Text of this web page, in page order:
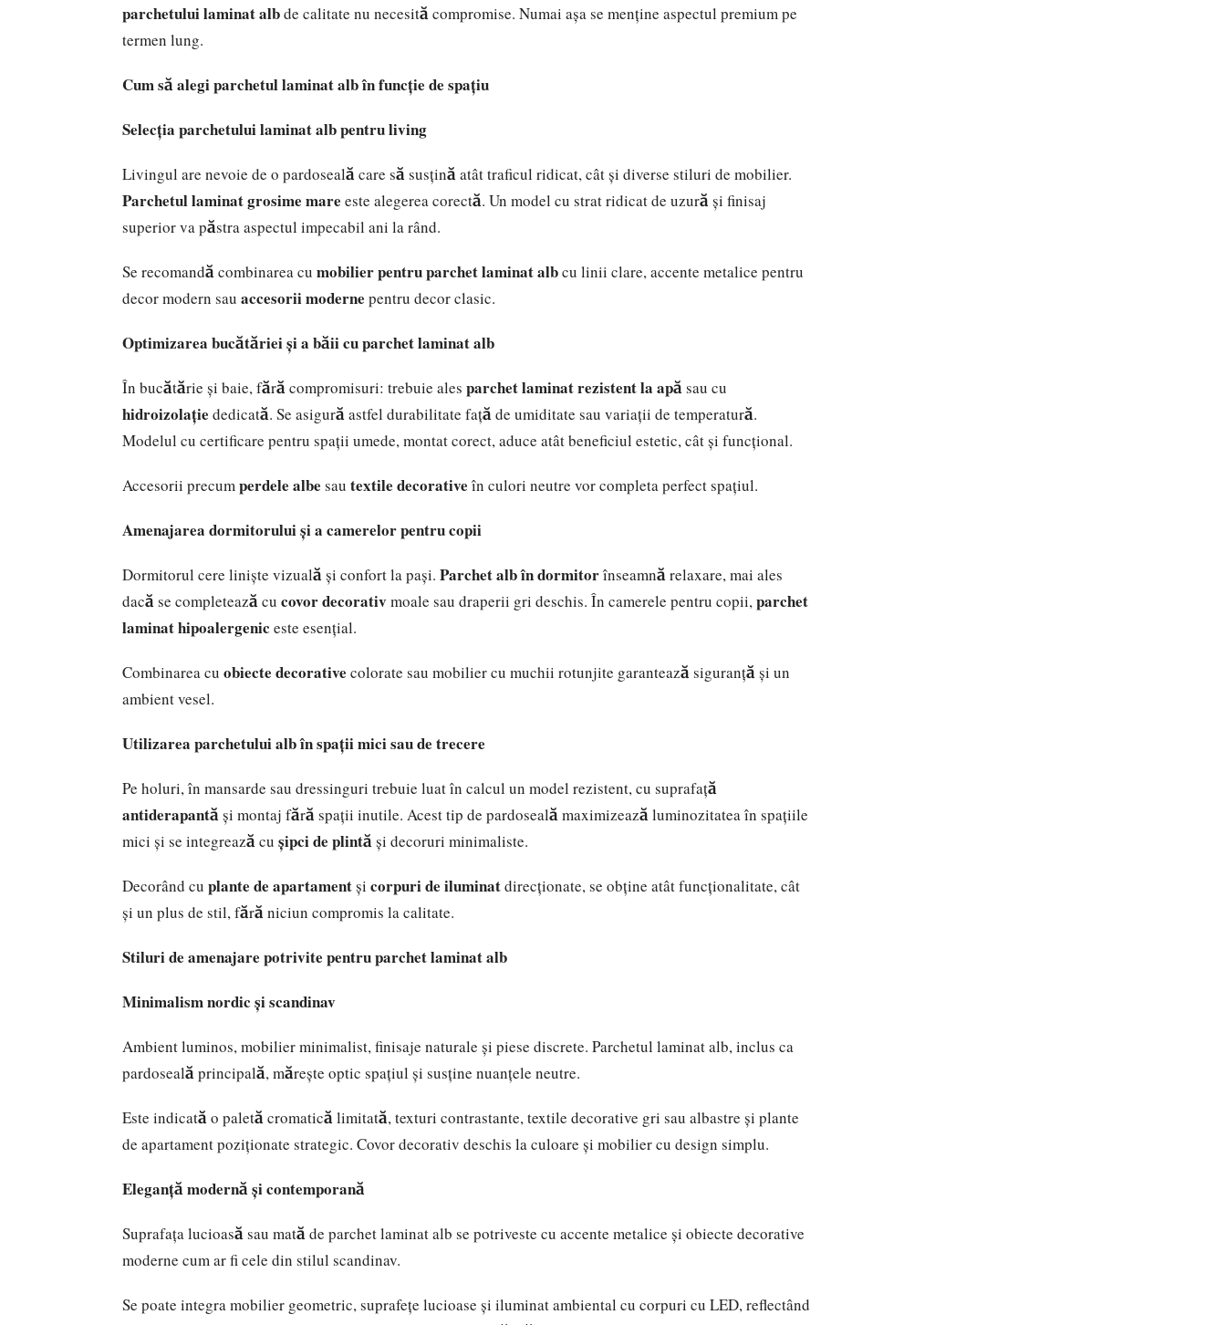
parchetului laminat albde calitate nu necesită compromise. Numai așa se menține aspectul premium pe
termen lung.
Cum să alegi parchetul laminat alb în funcție de spațiu
Selecția parchetului laminat alb pentru living
Livingul are nevoie de o pardoseală care să susțină atât traficul ridicat, cât și diverse stiluri de mobilier.
Parchetul laminat grosime mare este alegerea corectă. Un model cu strat ridicat de uzură și finisaj
superior va păstra aspectul impecabil ani la rând.
Se recomandă combinarea cu mobilier pentru parchet laminat albcu linii clare, accente metalice pentru
decor modern sau accesorii moderne pentru decor clasic.
Optimizarea bucătăriei și a băii cu parchet laminat alb
În bucătărie și baie, fără compromisuri: trebuie ales parchet laminat rezistent la apăsau cu
hidroizolație dedicată. Se asigură astfel durabilitate față de umiditate sau variații de temperatură.
Modelul cu certificare pentru spații umede, montat corect, aduce atât beneficiul estetic, cât și funcțional.
Accesorii precumperdele albe sau textile decorative în culori neutre vor completa perfect spațiul.
Amenajarea dormitorului și a camerelor pentru copii
Dormitorul cere liniște vizuală și confort la pași. Parchet alb în dormitorînseamnă relaxare, mai ales
dacă se completează cu covor decorativmoale sau draperii gri deschis. În camerele pentru copii,parchet
laminat hipoalergenic este esențial.
Combinarea cu obiecte decorative colorate sau mobilier cu muchii rotunjite garantează siguranță și un
ambient vesel.
Utilizarea parchetului alb în spații mici sau de trecere
Pe holuri, în mansarde sau dressinguri trebuie luat în calcul un model rezistent, cu suprafață
antiderapantăși montaj fără spații inutile. Acest tip de pardoseală maximizează luminozitatea în spațiile
mici și se integrează cu șipci de plintăși decoruri minimaliste.
Decorând cu plante de apartamentși corpuri de iluminatdirecționate, se obține atât funcționalitate, cât
și un plus de stil, fără niciun compromis la calitate.
Stiluri de amenajare potrivite pentru parchet laminat alb
Minimalism nordic și scandinav
Ambient luminos, mobilier minimalist, finisaje naturale și piese discrete. Parchetul laminat alb, inclus ca
pardoseală principală, mărește optic spațiul și susține nuanțele neutre.
Este indicată o paletă cromatică limitată, texturi contrastante, textile decorative gri sau albastre și plante
de apartament poziționate strategic. Covor decorativ deschis la culoare și mobilier cu design simplu.
Eleganță modernă și contemporană
Suprafața lucioasă sau mată de parchet laminat alb se potriveste cu accente metalice și obiecte decorative
moderne cum ar fi cele din stilul scandinav.
Se poate integra mobilier geometric, suprafețe lucioase și iluminat ambiental cu corpuri cu LED, reflectând